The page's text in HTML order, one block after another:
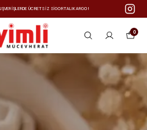
ÜCRETSIZ SIGORTALI KARGO!
0